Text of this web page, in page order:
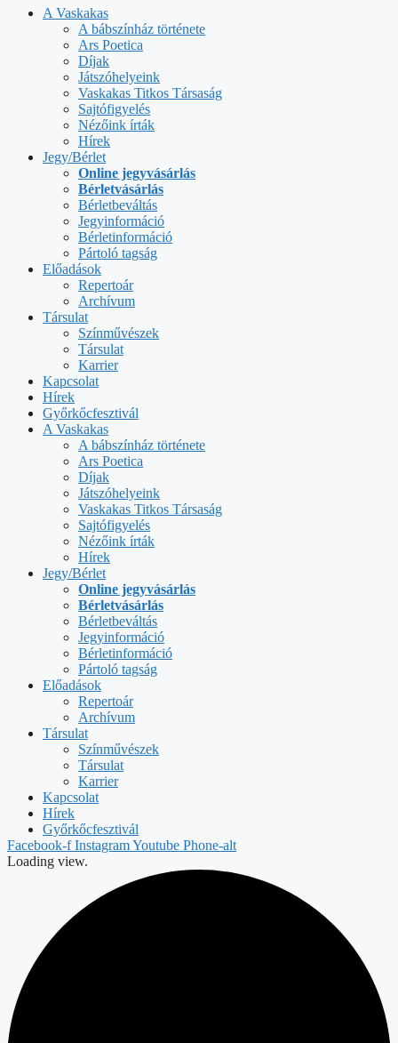
A Vaskakas
A bábszínház története
Ars Poetica
Díjak
Játszóhelyeink
Vaskakas Titkos Társaság
Sajtófigyelés
Nézőink írták
Hírek
Jegy/Bérlet
Online jegyvásárlás
Bérletvásárlás
Bérletbeváltás
Jegyinformáció
Bérletinformáció
Pártoló tagság
Előadások
Repertoár
Archívum
Társulat
Színművészek
Társulat
Karrier
Kapcsolat
Hírek
Győrkőcfesztivál
A Vaskakas
A bábszínház története
Ars Poetica
Díjak
Játszóhelyeink
Vaskakas Titkos Társaság
Sajtófigyelés
Nézőink írták
Hírek
Jegy/Bérlet
Online jegyvásárlás
Bérletvásárlás
Bérletbeváltás
Jegyinformáció
Bérletinformáció
Pártoló tagság
Előadások
Repertoár
Archívum
Társulat
Színművészek
Társulat
Karrier
Kapcsolat
Hírek
Győrkőcfesztivál
Facebook-f InstagramYoutube Phone-alt
Loading view.